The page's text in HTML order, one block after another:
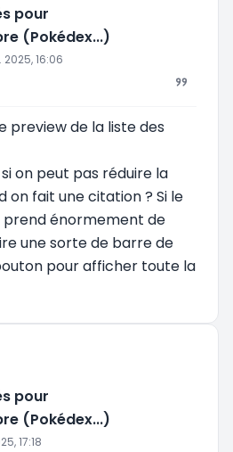
pour
(Pokédex...)
16:06
preview de la liste des
on peut pas réduire la
on fait une citation ? Si le
prend énormement de
une sorte de barre de
pour afficher toute la
pour
(Pokédex...)
17:18